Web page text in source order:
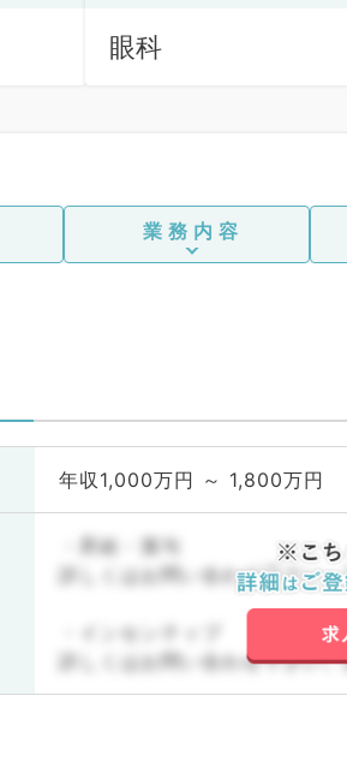
眼科
業務内容
年収1,000万円 ～ 1,800万円
・昇給・賞与
詳しくはお問い合わせ下さい
・インセンティブ
詳しくはお問い合わせ下さい